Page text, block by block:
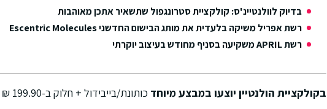
בדיוק לוולנטיינ'ס: קולקציית סטרונגפול שתשאיר אתכן מאוהבות
רשת אפריל משיקה בלעדית את מותג הבישום החדשני Escentric Molecules
רשת APRIL משקיעה בסניף מחודש בעיצוב יוקרתי
בקולקציית הולנטיין יוצעו במבצע מיוחד כותונת/בייבידול + חלוק ב-199.90 ₪ בלבד